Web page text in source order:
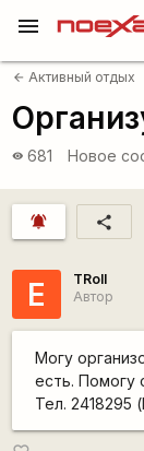
menu
arrow_back Активный отдых
visibility 681 Новое
notifications_active share
Е
TRoll
Автор
Могу
есть. Помогу
Тел. 2418295